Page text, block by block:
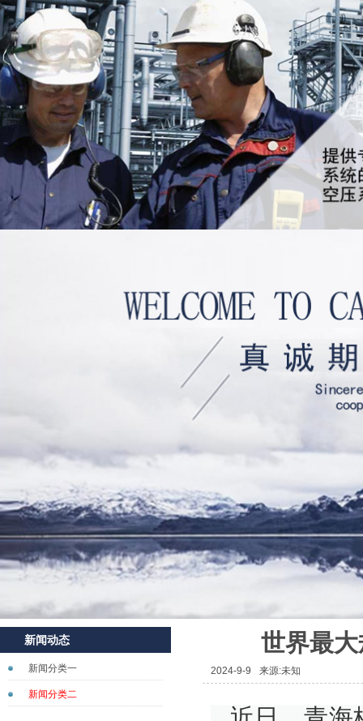
新闻动态
新闻分类一
新闻分类二
世界最
2024-9-9 来源:未知